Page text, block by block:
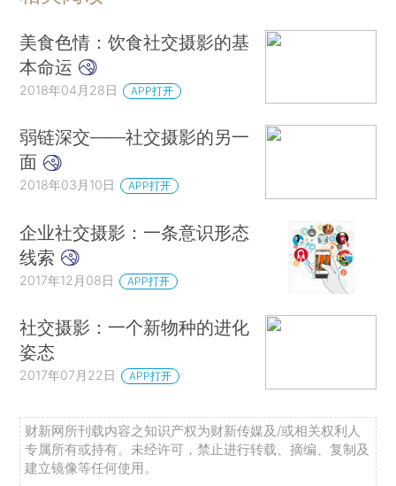
美食色情：饮食社交摄影的基
本命运
2018年04月28日 APP打开
弱链深交——社交摄影的另一
面
2018年03月10日 APP打开
企业社交摄影：一条意识形态
线索
2017年12月08日 APP打开
社交摄影：一个新物种的进化
姿态
2017年07月22日 APP打开
财新网所刊载内容之知识产权为财新传媒及/或相关权利人
专属所有或持有。未经许可，禁止进行转载、摘编、复制及
建立镜像等任何使用。